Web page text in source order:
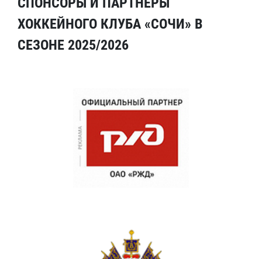
ХОККЕЙНОГО КЛУБА «СОЧИ» В
СЕЗОНЕ 2025/2026